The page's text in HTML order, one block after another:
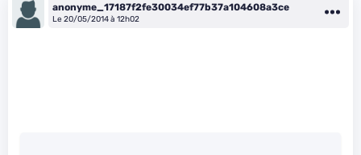
anonyme_17187f2fe30034ef77b37a104608a3ce
Le 20/05/2014 à 12h02